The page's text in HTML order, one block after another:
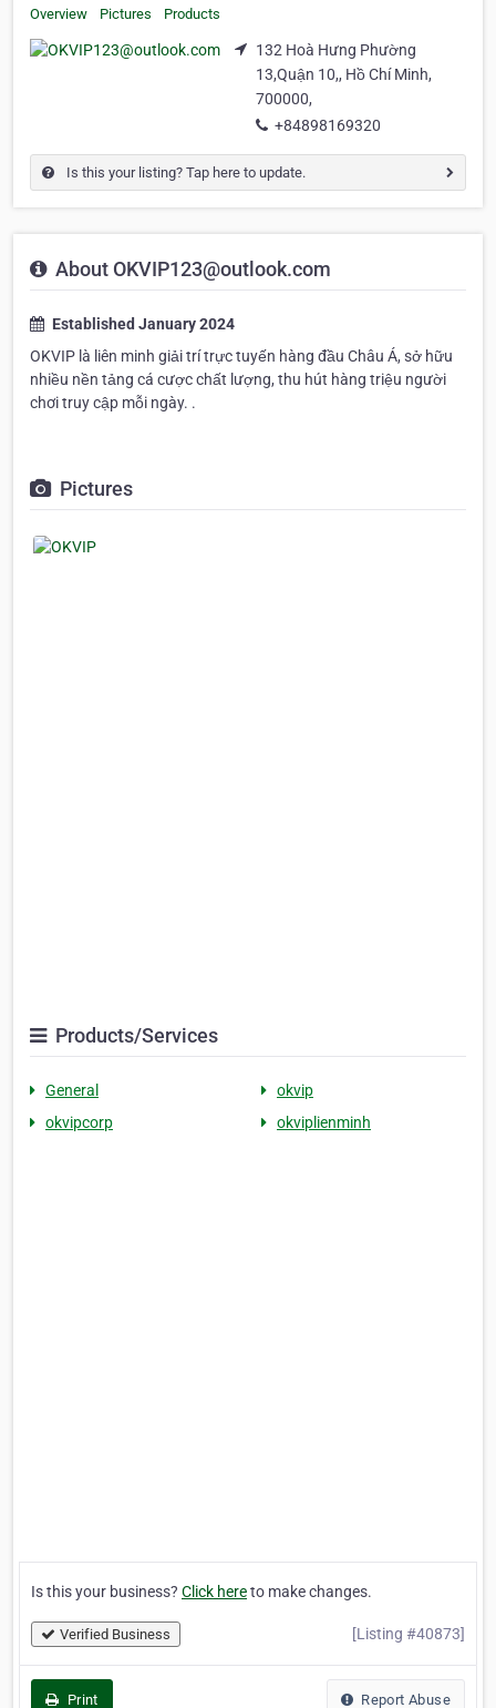
Overview Pictures Products
132 Hoà Hưng Phường
13,Quận 10,, Hồ Chí Minh,
700000,
+84898169320
Is this your listing? Tap here to update.
About OKVIP123@outlook.com
Established January 2024
OKVIP là liên minh giải trí trực tuyến hàng đầu Châu Á, sở hữu
nhiều nền tảng cá cược chất lượng, thu hút hàng triệu người
chơi truy cập mỗi ngày. .
Pictures
Products/Services
General
okvip
okvipcorp
okviplienminh
Is this your business? Click hereto make changes.
Verified Business [Listing #40873]
Print Report Abuse